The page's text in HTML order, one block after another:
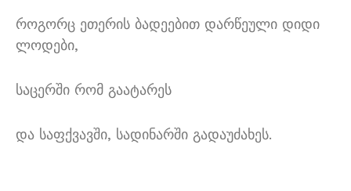
როგორც ეთერის ბადეებით დარწეული დიდი
ლოდები,
საცერში რომ გაატარეს
და საფქვავში, სადინარში გადაუძახეს.